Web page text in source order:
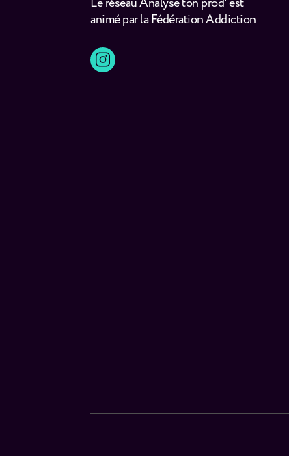
animé par la Fédération Addiction